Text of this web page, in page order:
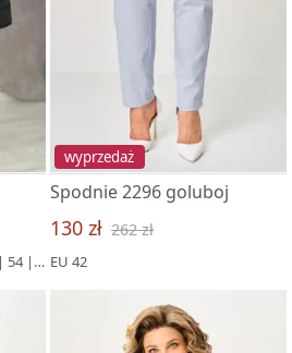
EU 42 | 44 | 46 | 48 | 50 | 52 | 54 | 56
wyprzedaż
Spodnie 2296 goluboj
130 zł 262 zł
EU 42